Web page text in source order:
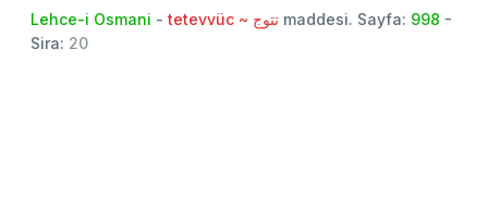
Lehce-i Osmani - tetevvüc ~ تتوج maddesi. Sayfa: 998 -
Sira: 20